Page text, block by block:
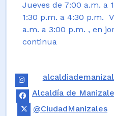
Jueves de 7:00 a.m. a
1:30 p.m. a 4:30 p.m.
a.m. a 3:00 p.m. , en
continua
Alcaldía de
@CiudadManizales